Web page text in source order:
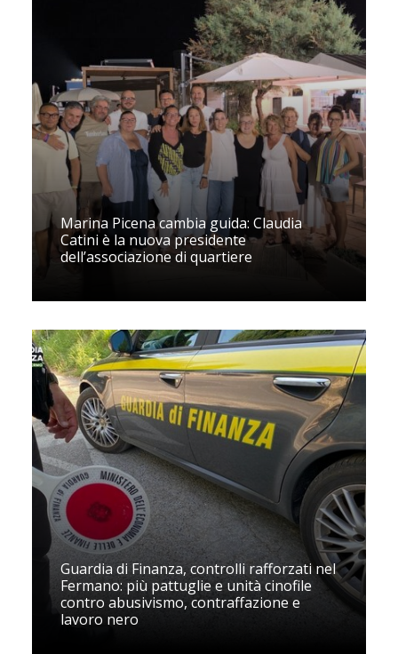
Marina Picena cambia guida: Claudia
Catini è la nuova presidente
dell’associazione di quartiere
Guardia di Finanza, controlli rafforzati nel
Fermano: più pattuglie e unità cinofile
contro abusivismo, contraffazione e
lavoro nero